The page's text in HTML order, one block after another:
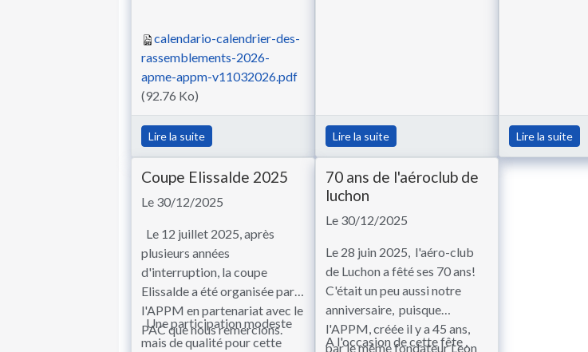
calendario-calendrier-des-
rassemblements-2026-
apme-appm-v11032026.pdf
(92.76 Ko)
Lire la suite Lire la suite Lire la suite
Coupe Elissalde 2025
Le 30/12/2025
Le 12 juillet 2025, après
plusieurs années
d'interruption, la coupe
Elissalde a été organisée par
l'APPM en partenariat avec le
PAC que nous remercions.
Une participation modeste
mais de qualité pour cette
70 ans de l'aéroclub de
luchon
Le 30/12/2025
Le 28 juin 2025, l'aéro-club
de Luchon a fêté ses 70 ans!
C'était un peu aussi notre
anniversaire, puisque
l'APPM, créée il y a 45 ans,
par le même fondateur Leon
A l'occasion de cette fête ,